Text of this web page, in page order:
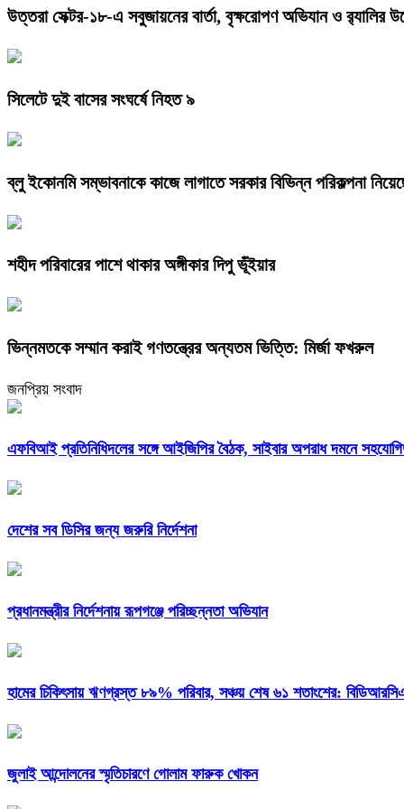
উত্তরা সেক্টর-১৮-এ সবুজায়নের বার্তা, বৃক্ষরোপণ অভিযান ও র‍্যালির
সিলেটে দুই বাসের সংঘর্ষে নিহত ৯
ব্লু ইকোনমি সম্ভাবনাকে কাজে লাগাতে সরকার বিভিন্ন পরিকল্পনা
শহীদ পরিবারের পাশে থাকার অঙ্গীকার দিপু ভূঁইয়ার
ভিন্নমতকে সম্মান করাই গণতন্ত্রের অন্যতম ভিত্তি: মির্জা ফখরুল
জনপ্রিয় সংবাদ
এফবিআই প্রতিনিধিদলের সঙ্গে আইজিপির বৈঠক, সাইবার অপরাধ দমনে
দেশের সব ডিসির জন্য জরুরি নির্দেশনা
প্রধানমন্ত্রীর নির্দেশনায় রূপগঞ্জে পরিচ্ছন্নতা অভিযান
হামের চিকিৎসায় ঋণগ্রস্ত ৮৯% পরিবার, সঞ্চয় শেষ ৬১ শতাংশের:
জুলাই আন্দোলনের স্মৃতিচারণে গোলাম ফারুক খোকন